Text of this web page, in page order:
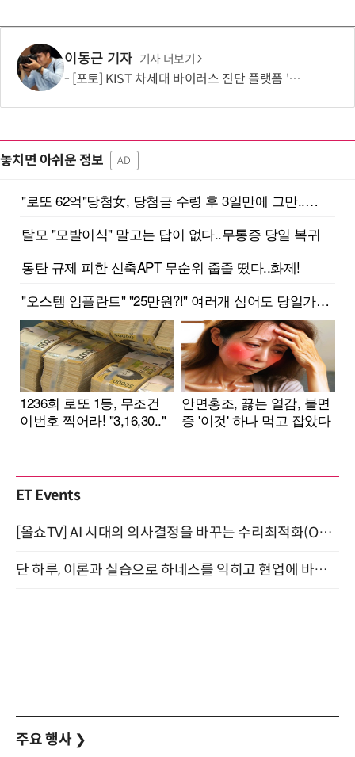
이동근 기자 기사 더보기
[포토] KIST 차세대 바이러스 진단 플랫폼 '퓨전 어세이' 개발
놓치면 아쉬운 정보 AD
ET Events
[올쇼TV] AI 시대의 의사결정을 바꾸는 수리최적화(Optimization) 소개 (8/20 생방송)
단 하루, 이론과 실습으로 하네스를 익히고 현업에 바로 쓰는 핸즈온 워크숍 (8/20)
주요 행사 ❯